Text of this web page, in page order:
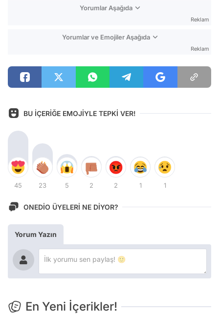
Yorumlar Aşağıda
Reklam
Yorumlar ve Emojiler Aşağıda
Reklam
BU İÇERİĞE EMOJİYLE TEPKİ VER!
45 23 5 2 2 1 1
ONEDİO ÜYELERİ NE DİYOR?
Yorum Yazın
En Yeni İçerikler!